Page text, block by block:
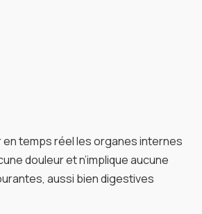
en temps réel les organes internes
douleur et n’implique aucune
aussi bien digestives